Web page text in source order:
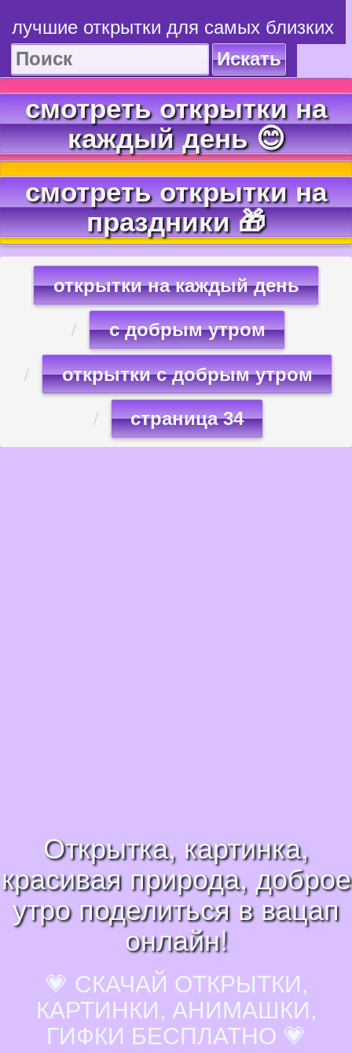
лучшие открытки для самых близких
Искать
смотреть открытки на
каждый день 😊
смотреть открытки на
праздники 🎁
открытки на каждый день
с добрым утром
открытки с добрым утром
страница 34
Открытка, картинка,
красивая природа, доброе
утро поделиться в вацап
онлайн!
💗 СКАЧАЙ ОТКРЫТКИ,
КАРТИНКИ, АНИМАШКИ,
ГИФКИ БЕСПЛАТНО 💗